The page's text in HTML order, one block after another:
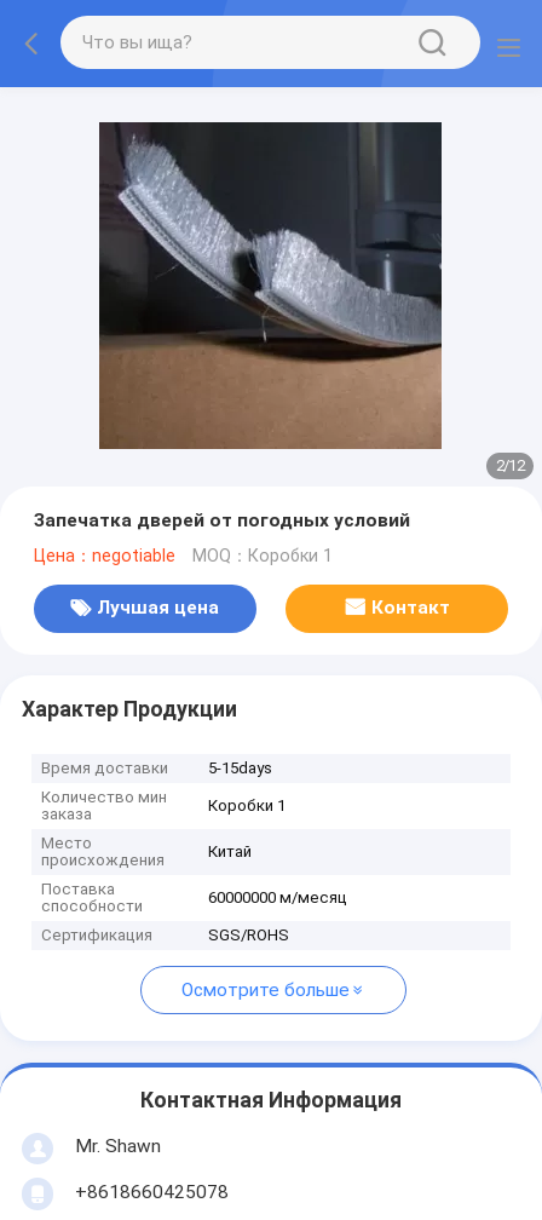
2/12
Запечатка дверей от погодных условий
Цена：negotiable MOQ：Коробки 1
Лучшая цена Контакт
Характер Продукции
Время доставки
5-15days
Количество мин
заказа
Коробки 1
Место
происхождения
Китай
Поставка
способности
60000000 м/месяц
Сертификация SGS/ROHS
Осмотрите больше
Контактная Информация
Mr. Shawn
+8618660425078